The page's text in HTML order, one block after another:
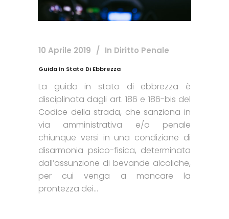
10 Aprile 2019 In Diritto Penale
Guida In Stato Di Ebbrezza
La guida in stato di ebbrezza è
disciplinata dagli art. 186 e 186-bis del
Codice della strada, che sanziona in
via amministrativa e/o penale
chiunque versi in una condizione di
disarmonia psico-fisica, determinata
dall’assunzione di bevande alcoliche,
per cui venga a mancare la
prontezza dei...